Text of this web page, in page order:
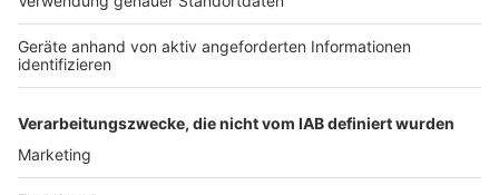
ANTENNE BAYERN GROUP
Stiftung ANTENNE BAYERN
hilft
Teilnahmebedingungen
Grounding Page ANTENNE